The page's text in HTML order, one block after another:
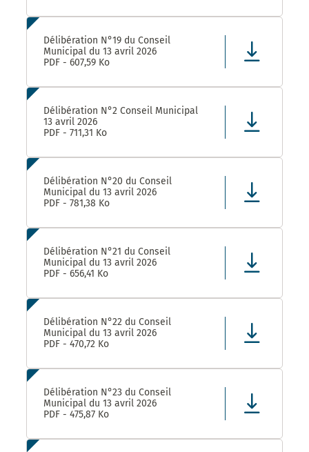
Délibération N°19 du Conseil
Municipal du 13 avril 2026
PDF - 607,59 Ko
Délibération N°2 Conseil Municipal
13 avril 2026
PDF - 711,31 Ko
Délibération N°20 du Conseil
Municipal du 13 avril 2026
PDF - 781,38 Ko
Délibération N°21 du Conseil
Municipal du 13 avril 2026
PDF - 656,41 Ko
Délibération N°22 du Conseil
Municipal du 13 avril 2026
PDF - 470,72 Ko
Délibération N°23 du Conseil
Municipal du 13 avril 2026
PDF - 475,87 Ko